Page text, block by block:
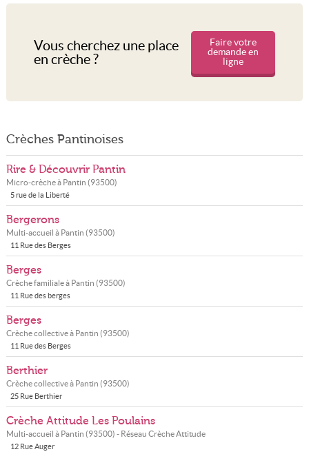
Vous cherchez une place
en crèche ?
Faire votre
demande en
ligne
Crèches Pantinoises
Rire & Découvrir Pantin
Micro-crèche à Pantin (93500)
5 rue de la Liberté
Bergerons
Multi-accueil à Pantin (93500)
11 Rue des Berges
Berges
Crèche familiale à Pantin (93500)
11 Rue des berges
Berges
Crèche collective à Pantin (93500)
11 Rue des Berges
Berthier
Crèche collective à Pantin (93500)
25 Rue Berthier
Crèche Attitude Les Poulains
Multi-accueil à Pantin (93500) - Réseau Crèche Attitude
12 Rue Auger